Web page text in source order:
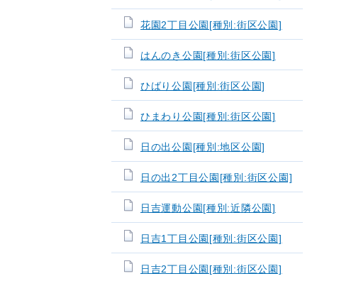
花園2丁目公園[種別:街区公園]
はんのき公園[種別:街区公園]
ひばり公園[種別:街区公園]
ひまわり公園[種別:街区公園]
日の出公園[種別:地区公園]
日の出2丁目公園[種別:街区公園]
日吉運動公園[種別:近隣公園]
日吉1丁目公園[種別:街区公園]
日吉2丁目公園[種別:街区公園]